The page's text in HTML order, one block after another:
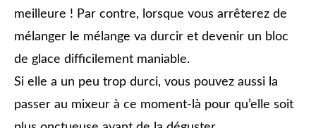
meilleure ! Par contre, lorsque vous arrêterez de
mélanger le mélange va durcir et devenir un bloc
de glace difficilement maniable.
Si elle a un peu trop durci, vous pouvez aussi la
passer au mixeur à ce moment-là pour qu’elle soit